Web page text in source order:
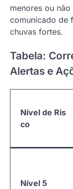
menores ou
comunicado de
chuvas fortes.
Tabela:
Alertas e
Nível de Ris
co
Nível 5